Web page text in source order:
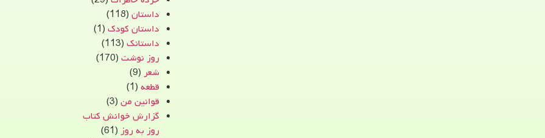
داستان(118)
داستان کودک(1)
داستانک(113)
روز نوشت(170)
شعر(9)
قطعه(1)
قوانین من(3)
گزارش خوانش کتاب
روز به روز(61)